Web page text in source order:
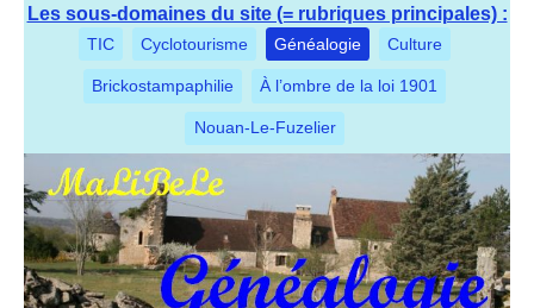
Les sous-domaines du site (= rubriques principales) :
TIC Cyclotourisme Généalogie Culture
Brickostampaphilie À l’ombre de la loi 1901
Nouan-Le-Fuzelier